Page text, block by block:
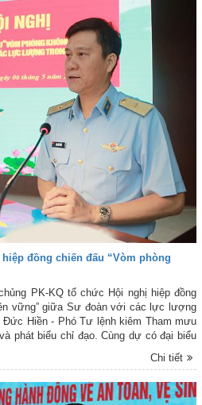
đồng chiến đấu “Vòm phòng
PK-KQ tổ chức Hội nghị hiệp đồng
vững” giữa Sư đoàn với các lực lượng
Hiền - Phó Tư lệnh kiêm Tham mưu
phát biểu chỉ đạo. Cùng dự có đại biểu
của Quân chủng PK-KQ; lãnh đạo, chỉ
vực hiệp đồng của Sư đoàn 363.
Chi tiết